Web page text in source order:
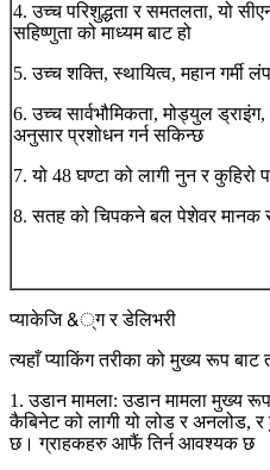
4. उच्च परिशुद्धता र समतलता, यो
सहिष्णुता को माध्यम बाट हो
5. उच्च शक्ति, स्थायित्व, महान गर्मी
6. उच्च सार्वभौमिकता, मोड्युल ड्राइंग,
अनुसार प्रशोधन गर्न सकिन्छ
7. यो 48 घण्टा को लागी नुन र कुहिरो
8. सतह को चिपकने बल पेशेवर मानक
प्याकेजि &्ग र डेलिभरी
त्यहाँ प्याकिंग तरीका को मुख्य रूप बाट
1. उडान मामला: उडान मामला मुख्य
कैबिनेट को लागी यो लोड र अनलोड,
छ। ग्राहकहरु आफैं तिर्न आवश्यक छ